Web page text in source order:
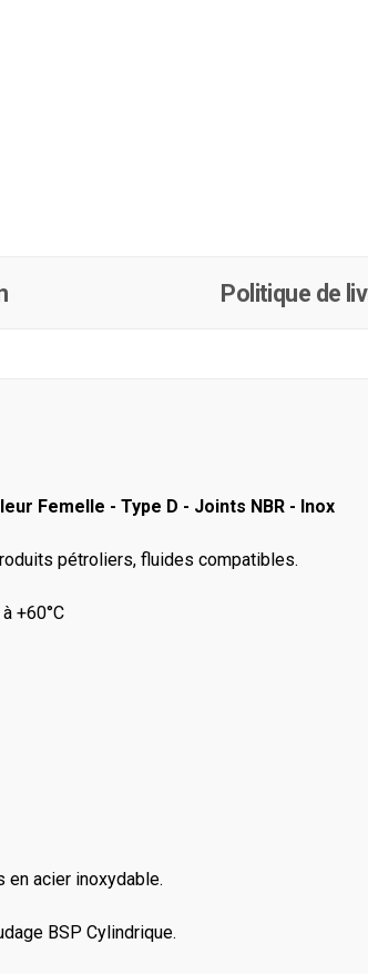
Politique de
Femelle - Type D - Joints NBR - Inox
pétroliers, fluides compatibles.
+60°C
en acier inoxydable.
BSP Cylindrique.